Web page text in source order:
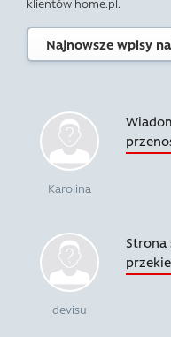
Najnowsze wpisy
Karolina
devisu
Strona